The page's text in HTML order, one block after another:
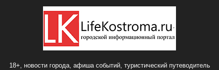
18+, новости города, афиша событий, туристический путеводитель